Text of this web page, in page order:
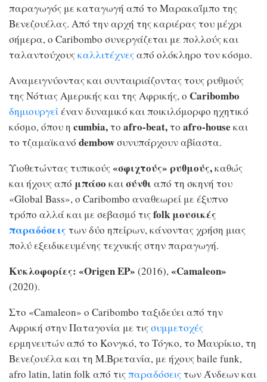
παραγωγός με καταγωγή από το Μαρακαΐμπο της
Βενεζουέλας. Από την αρχή της καριέρας του μέχρι
σήμερα, ο Caribombo συνεργάζεται με πολλούς και
ταλαντούχουςκαλλιτέχνεςαπό ολόκληρο τον κόσμο.
Αναμειγνύοντας και συνταιριάζοντας τους ρυθμούς
της Νότιας Αμερικής και της Αφρικής, ο Caribombo
δημιουργείέναν δυναμικό και ποικιλόμορφο ηχητικό
κόσμο, όπου η cumbia,το afro-beat,το afro-house και
το τζαμαϊκανό dembowσυνυπάρχουν αβίαστα.
Υιοθετώντας τυπικούς«σφιχτούς» ρυθμούς,καθώς
και ήχους από μπάσο καισύνθιαπό τη σκηνή του
«Global Bass», ο Caribombo αναθεωρεί με έξυπνο
τρόπο αλλά και με σεβασμό τιςfolk μουσικές
παραδόσεις των δύο ηπείρων, κάνοντας χρήση μιας
πολύ εξειδικευμένης τεχνικής στην παραγωγή.
Κυκλοφορίες: «Origen EP» (2016),«Camaleon»
(2020).
Στο «Camaleon» ο Caribombo ταξιδεύει από την
Αφρική στην Παταγονία με τιςσυμμετοχές
ερμηνευτών από το Κονγκό, το Τόγκο, το Μαυρίκιο, τη
Βενεζουέλα και τη Μ.Βρετανία, με ήχους baile funk,
afro latin, latin folk από τιςπαραδόσειςτων Άνδεων και